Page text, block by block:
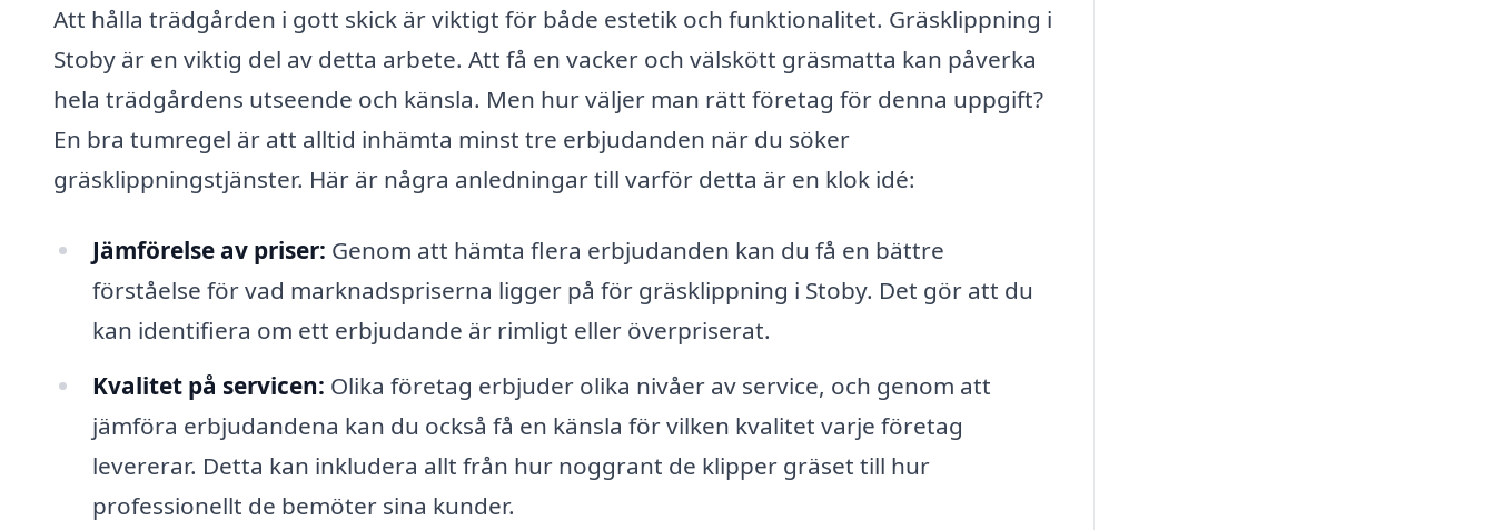
Att hålla trädgården i gott skick är viktigt för både estetik och funktionalitet. Gräsklippning i
Stoby är en viktig del av detta arbete. Att få en vacker och välskött gräsmatta kan påverka
hela trädgårdens utseende och känsla. Men hur väljer man rätt företag för denna uppgift?
En bra tumregel är att alltid inhämta minst tre erbjudanden när du söker
gräsklippningstjänster. Här är några anledningar till varför detta är en klok idé:
Jämförelse av priser: Genom att hämta flera erbjudanden kan du få en bättre
förståelse för vad marknadspriserna ligger på för gräsklippning i Stoby. Det gör att du
kan identifiera om ett erbjudande är rimligt eller överpriserat.
Kvalitet på servicen: Olika företag erbjuder olika nivåer av service, och genom att
jämföra erbjudandena kan du också få en känsla för vilken kvalitet varje företag
levererar. Detta kan inkludera allt från hur noggrant de klipper gräset till hur
professionellt de bemöter sina kunder.